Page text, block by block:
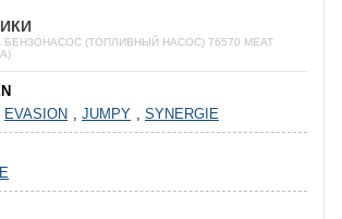
БЕНЗОНАСОС (ТОПЛИВНЫЙ НАСОС) 76570 MEAT
EVASION , JUMPY , SYNERGIE